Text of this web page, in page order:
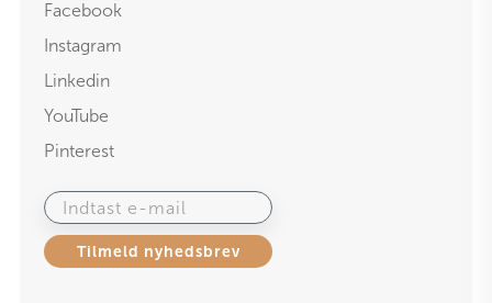
Facebook
Instagram
Linkedin
YouTube
Pinterest
Indtast e-mail
Tilmeld nyhedsbrev